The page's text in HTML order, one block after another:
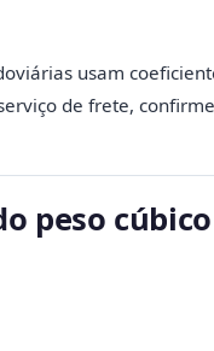
usam
de frete,
peso